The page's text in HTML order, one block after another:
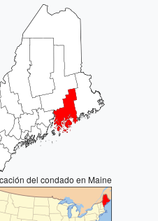
del condado en Maine